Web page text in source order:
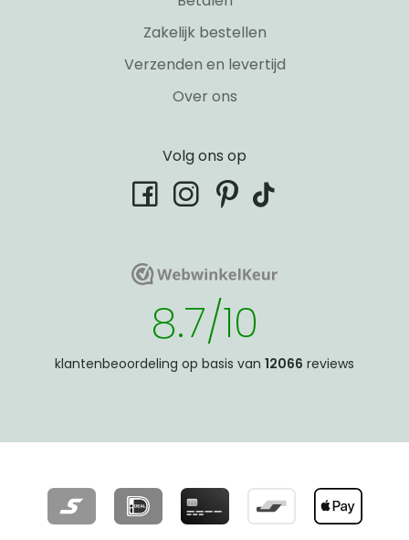
Zakelijk bestellen
Verzenden en levertijd
Over ons
Volg ons op
facebookinstagram
pinterest
tiktok
WebwinkelKeurWebwinkelKeur
8.7/10
klantenbeoordeling op basis van 12066 reviews